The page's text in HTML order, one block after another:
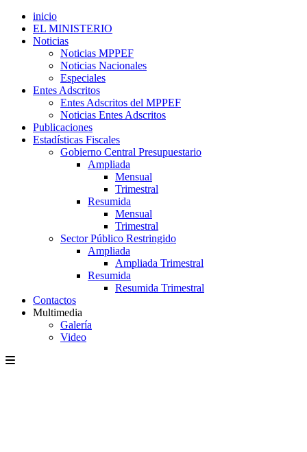
inicio
EL MINISTERIO
Noticias
Noticias MPPEF
Noticias Nacionales
Especiales
Entes Adscritos
Entes Adscritos del MPPEF
Noticias Entes Adscritos
Publicaciones
Estadísticas Fiscales
Gobierno Central Presupuestario
Ampliada
Mensual
Trimestral
Resumida
Mensual
Trimestral
Sector Público Restringido
Ampliada
Ampliada Trimestral
Resumida
Resumida Trimestral
Contactos
Multimedia
Galería
Video